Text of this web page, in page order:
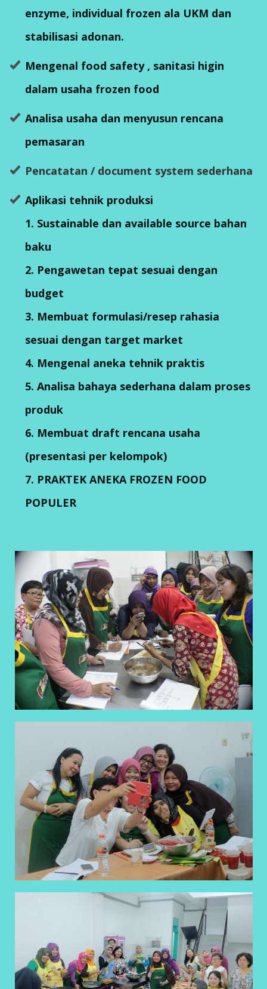
enzyme, individual frozen ala UKM dan
stabilisasi adonan.
Mengenal food safety , sanitasi higin
dalam usaha frozen food
Analisa usaha dan menyusun rencana
pemasaran
Pencatatan / document system sederhana
Aplikasi tehnik produksi
1. Sustainable dan available source bahan
baku
2. Pengawetan tepat sesuai dengan
budget
3. Membuat formulasi/resep rahasia
sesuai dengan target market
4. Mengenal aneka tehnik praktis
5. Analisa bahaya sederhana dalam proses
produk
6. Membuat draft rencana usaha
(presentasi per kelompok)
7. PRAKTEK ANEKA FROZEN FOOD
POPULER